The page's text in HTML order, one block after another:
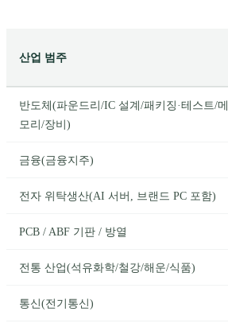
산업 범주
반도체(파운드리/IC 설계/패키징·테스트/메
모리/장비)
금융(금융지주)
전자 위탁생산(AI 서버, 브랜드 PC 포함)
PCB / ABF 기판 / 방열
전통 산업(석유화학/철강/해운/식품)
통신(전기통신)